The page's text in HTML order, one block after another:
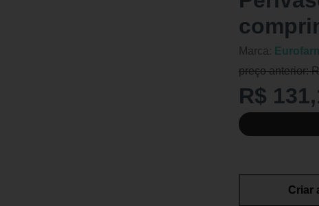
Marca:
preço anterior:
R$
Criar